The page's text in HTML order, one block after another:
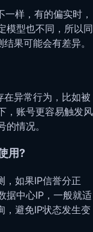
样，有的偏实时，
模型也不同，所以同
果可能会有差异。
在异常行为，比如被
，账号更容易触发风
情况。
用?
，如果IP信誉分正
据中心IP，一般就适
，避免IP状态发生变